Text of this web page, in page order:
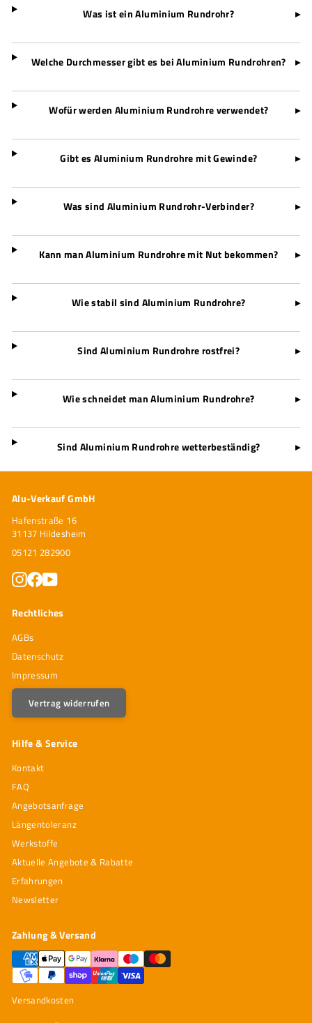
Was ist ein Aluminium Rundrohr? ▸
Welche Durchmesser gibt es bei Aluminium Rundrohren? ▸
Wofür werden Aluminium Rundrohre verwendet? ▸
Gibt es Aluminium Rundrohre mit Gewinde? ▸
Was sind Aluminium Rundrohr-Verbinder? ▸
Kann man Aluminium Rundrohre mit Nut bekommen? ▸
Wie stabil sind Aluminium Rundrohre? ▸
Sind Aluminium Rundrohre rostfrei? ▸
Wie schneidet man Aluminium Rundrohre? ▸
Sind Aluminium Rundrohre wetterbeständig? ▸
Alu-Verkauf GmbH
Hafenstraße 16
31137 Hildesheim
05121 282900
Instagram
Facebook
Rechtliches
AGBs
Datenschutz
Impressum
Vertrag widerrufen
Hilfe & Service
Kontakt
FAQ
Angebotsanfrage
Längentoleranz
Werkstoffe
Aktuelle Angebote & Rabatte
Erfahrungen
Newsletter
Zahlung & Versand
Versandkosten